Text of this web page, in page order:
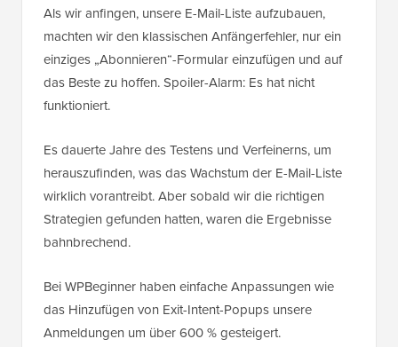
Als wir anfingen, unsere E-Mail-Liste aufzubauen,
machten wir den klassischen Anfängerfehler, nur ein
einziges „Abonnieren“-Formular einzufügen und auf
das Beste zu hoffen. Spoiler-Alarm: Es hat nicht
funktioniert.
Es dauerte Jahre des Testens und Verfeinerns, um
herauszufinden, was das Wachstum der E-Mail-Liste
wirklich vorantreibt. Aber sobald wir die richtigen
Strategien gefunden hatten, waren die Ergebnisse
bahnbrechend.
Bei WPBeginner haben einfache Anpassungen wie
das Hinzufügen von Exit-Intent-Popups unsere
Anmeldungen um über 600 % gesteigert.